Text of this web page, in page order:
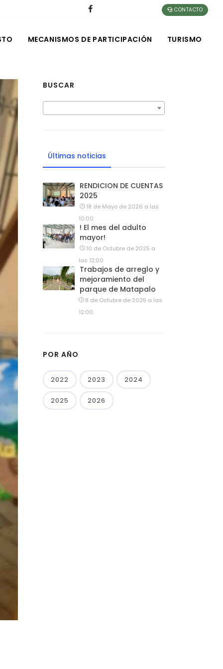
CONTACTO
MECANISMOS DE PARTICIPACIÓN TURISMO
BUSCAR
Últimas noticias
RENDICION DE CUENTAS
2025
18 de Mayo de 2026 a las
10:00
! El mes del adulto
mayor!
10 de Octubre de 2025 a
las 12:00
Trabajos de arreglo y
mejoramiento del
parque de Matapalo
8 de Octubre de 2025 a las
12:00
POR AÑO
2022 2023 2024
2025 2026